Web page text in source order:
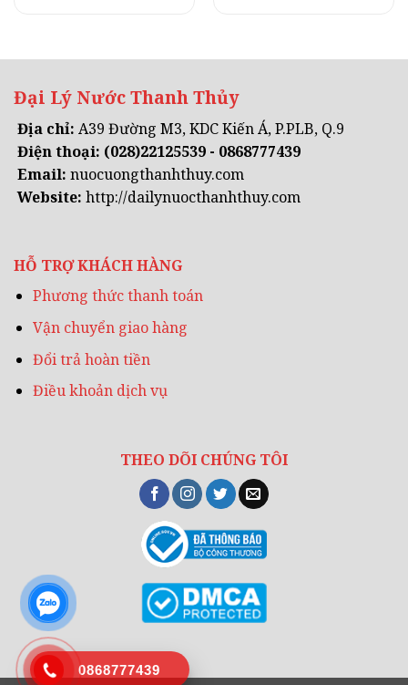
Đại Lý Nước Thanh Thủy
Địa chỉ: A39 Đường M3, KDC Kiến Á, P.PLB, Q.9
Điện thoại: (028)22125539 - 0868777439
Email: nuocuongthanhthuy.com
Website: http://dailynuocthanhthuy.com
HỖ TRỢ KHÁCH HÀNG
Phương thức thanh toán
Vận chuyển giao hàng
Đổi trả hoàn tiền
Điều khoản dịch vụ
THEO DÕI CHÚNG TÔI
0868777439